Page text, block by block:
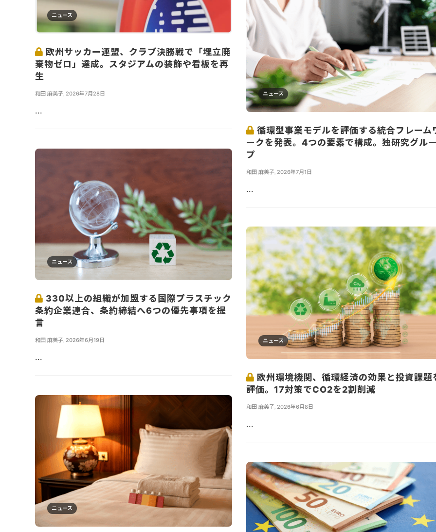
ニュース
欧州サッカー連盟、クラブ決勝戦で「埋立廃
棄物ゼロ」達成。スタジアムの装飾や看板を再
生
和田 麻美子, 2026年7月28日
...
ニュース
循環型事業モデルを評価する統合フレーム
ークを発表。4つの要素で構成。独研究グル
プ
和田 麻美子 2026年7月1日
...
ニュース
330以上の組織が加盟する国際プラスチック
条約企業連合、条約締結へ6つの優先事項を提
言
和田 麻美子 2026年6月19日
...
ニュース
欧州環境機関、循環経済の効果と投資課題
評価。17対策でCO2を2割削減
和田 麻美子 2026年6月8日
...
ニュース